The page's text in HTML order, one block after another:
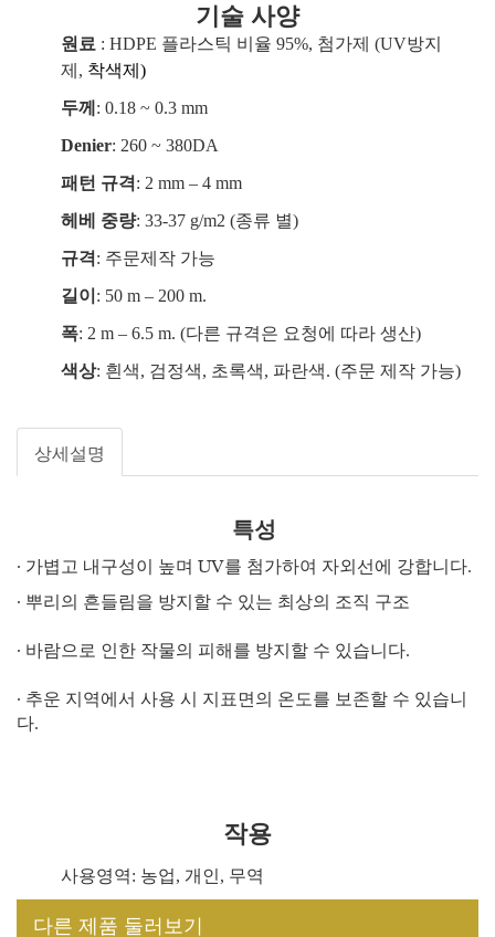
기술 사양
원료 : HDPE 플라스틱 비율 95%, 첨가제 (UV방지
제, 착색제 )
두께 : 0.18 ~ 0.3 mm
Denier: 260 ~ 380DA
패턴 규격 : 2 mm – 4 mm
헤베 중량: 33-37 g/m2 (종류 별)
규격 : 주문제작 가능
길이 : 50 m – 200 m.
폭: 2 m – 6.5 m. (다른 규격은 요청에 따라 생산)
색상: 흰색, 검정색, 초록색, 파란색. (주문 제작 가능)
상세설명
특성
∙ 가볍고 내구성이 높며 UV를 첨가하여 자외선에 강합니다.
∙ 뿌리의 흔들림을 방지할 수 있는 최상의 조직 구조
∙ 바람으로 인한 작물의 피해를 방지할 수 있습니다.
∙ 추운 지역에서 사용 시 지표면의 온도를 보존할 수 있습니
다.
작용
사용영역: 농업, 개인, 무역
다른 제품 둘러보기